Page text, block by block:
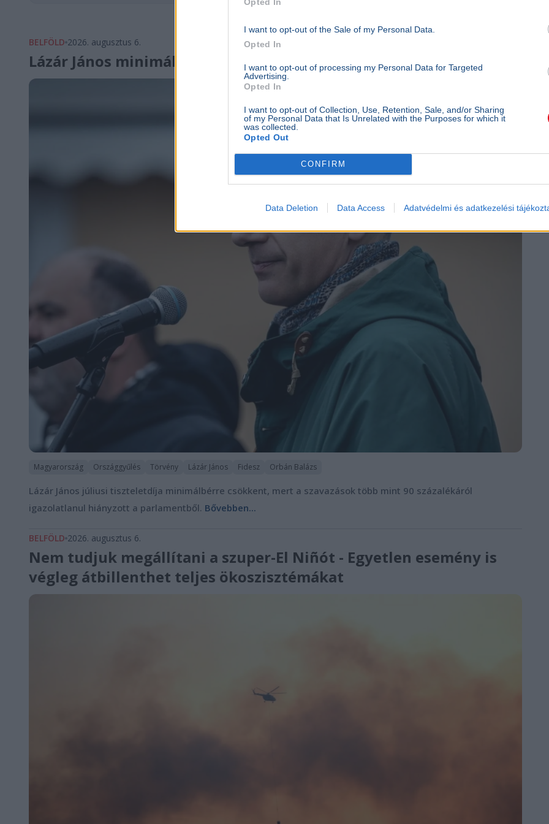
I want to opt-out of the Sale of my Personal Data.
Opted In
I want to opt-out of processing my Personal Data for Targeted
Advertising.
Opted In
I want to opt-out of Collection, Use, Retention, Sale, and/or Sharing
of my Personal Data that Is Unrelated with the Purposes for which it
was collected.
Opted Out
CONFIRM
Data Deletion Data Access Adatvédelmi és adatkezelési
BELFÖLD 2026. augusztus 6.
Lázár János minimálbért kapott
Magyarország Országgyűlés Törvény Lázár János Fidesz Orbán Balázs
Lázár János júliusi tiszteletdíja minimálbérre csökkent, mert a szavazások több mint 90 százalékáról
igazolatlanul hiányzott a parlamentből. Bővebben...
BELFÖLD 2026. augusztus 6.
Nem tudjuk megállítani a szuper-El Niñót - Egyetlen esemény is
végleg átbillenthet teljes ökoszisztémákat